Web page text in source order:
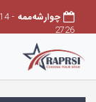
چوارشەممه
2726